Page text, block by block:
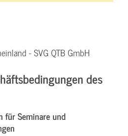
- SVG QTB GmbH
des
für Seminare und